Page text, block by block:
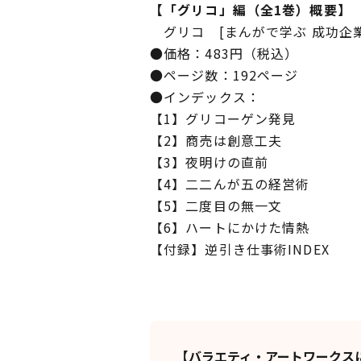
【「グリコ」編（全1巻）概要】
グリコ [まんがで学ぶ 成功企
●価格：483円（税込）
●ページ数：192ページ
●インデックス：
【1】グリコーゲン発見
【2】商売は創意工夫
【3】夜明けの直前
【4】二二んが五の経営術
【5】二度目の無一文
【6】ハートにかけた情熱
【付録】逆引き仕事術INDEX
【バラエティ・アートワークス